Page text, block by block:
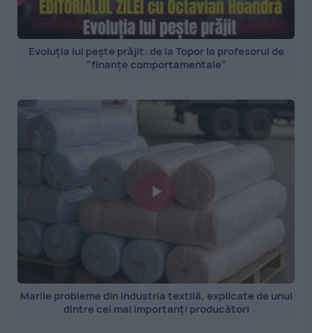
Evoluția lui pește prăjit: de la Topor la profesorul de
”finanțe comportamentale”
Marile probleme din industria textilă, explicate de unul
dintre cei mai importanți producători